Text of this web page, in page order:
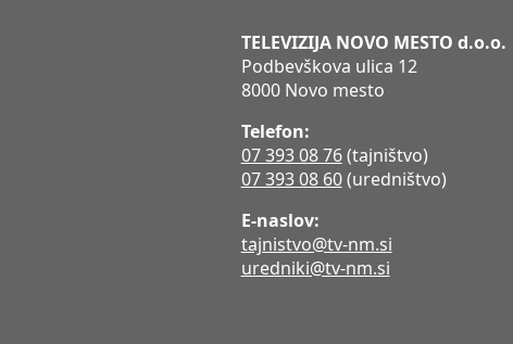
TELEVIZIJA NOVO MESTO d.o.o.
Podbevškova ulica 12
8000 Novo mesto
Telefon:
07 393 08 76(tajništvo)
07 393 08 60(uredništvo)
E-naslov:
tajnistvo@tv-nm.si
uredniki@tv-nm.si